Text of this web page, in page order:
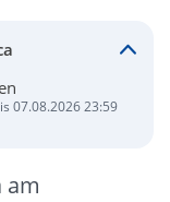
07.08.2026 23:59
am